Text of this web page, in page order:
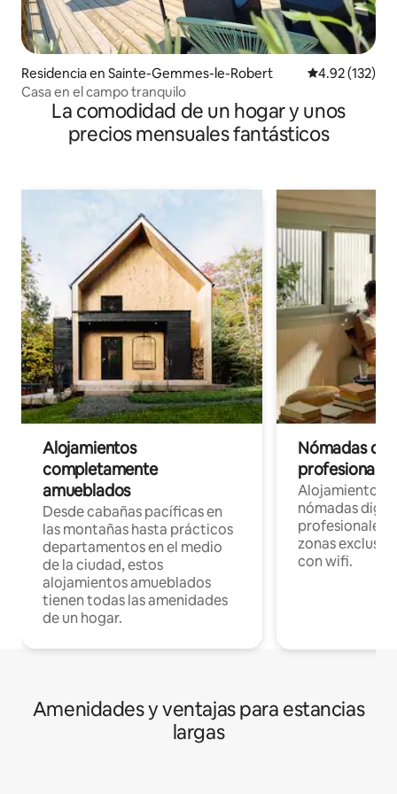
Residencia en Sainte-Gemmes-le-Robert Calificación
4.92 (132)
Casa en el campo tranquilo
La comodidad de un hogar y unos
precios mensuales fantásticos
Alojamientos
completamente
amueblados
Desde cabañas pacíficas en
las montañas hasta prácticos
departamentos en el medio
de la ciudad, estos
alojamientos amueblados
tienen todas las amenidades
de un hogar.
Nómadas
Alojamientos
nómadas
profesionales
zonas
con wifi.
Amenidades y ventajas para estancias
largas